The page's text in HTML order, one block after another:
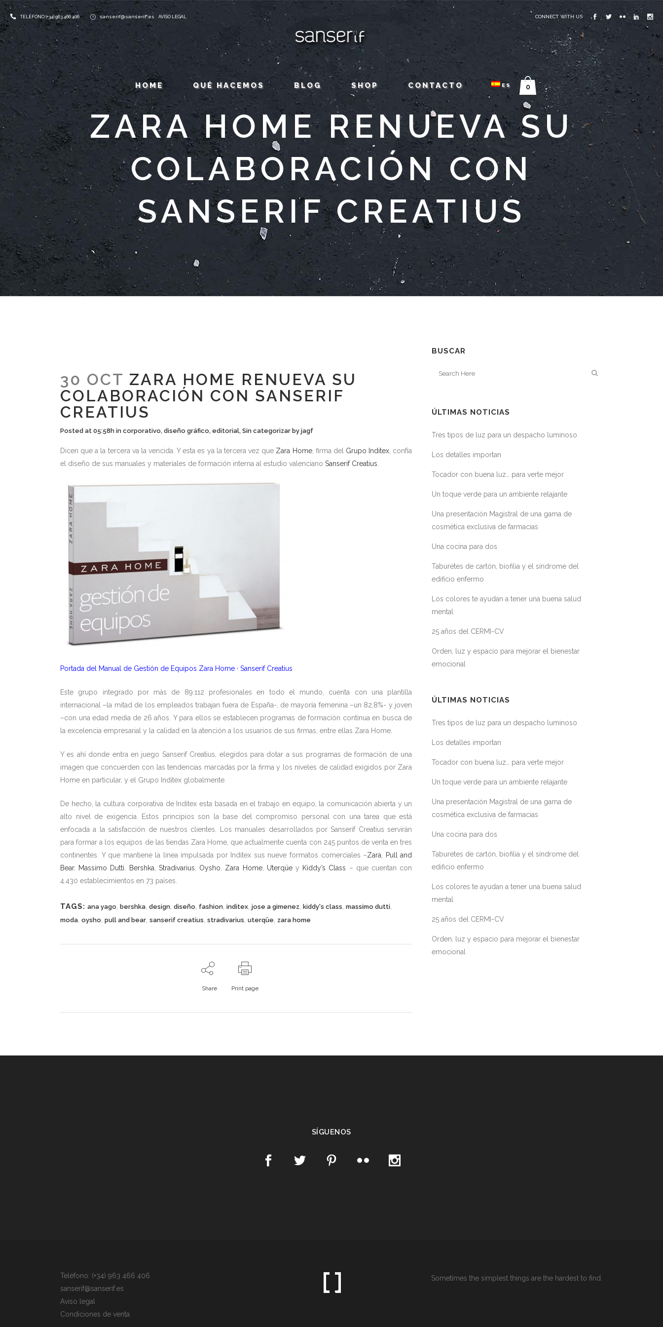
TELÉFONO: (+34) 963 466 406 sanserif@sanserif.es AVISO LEGAL CONNECT WITH US
HOME QUÉ HACEMOS BLOG SHOP CONTACTO ES 0
ZARA HOME RENUEVA SU
COLABORACIÓN CON
SANSERIF CREATIUS
30 OCT ZARA HOME RENUEVA SU
COLABORACIÓN CON SANSERIF
CREATIUS
Posted at 05:58h in corporativo, diseño gráfico, editorial, Sin categorizar by jagf
Dicen que a la tercera va la vencida. Y esta es ya la tercera vez que Zara Home, firma del Grupo Inditex , confía
el diseño de sus manuales y materiales de formación interna al estudio valenciano Sanserif Creatius
Portada del Manual de Gestión de Equipos Zara Home · Sanserif Creatius
Este grupo integrado por más de 89.112 profesionales en todo el mundo, cuenta con una plantilla
internacional –la mitad de los empleados trabajan fuera de España-, de mayoría femenina –un 82,8%- y joven
–con una edad media de 26 años. Y para ellos se establecen programas de formación continua en busca de
la excelencia empresarial y la calidad en la atención a los usuarios de sus firmas, entre ellas Zara Home.
Y es ahí donde entra en juego Sanserif Creatius, elegidos para dotar a sus programas de formación de una
imagen que concuerden con las tendencias marcadas por la firma y los niveles de calidad exigidos por Zara
Home en particular, y el Grupo Inditex globalmente.
De hecho, la cultura corporativa de Inditex esta basada en el trabajo en equipo, la comunicación abierta y un
alto nivel de exigencia. Estos principios son la base del compromiso personal con una tarea que está
enfocada a la satisfacción de nuestros clientes. Los manuales desarrollados por Sanserif Creatius servirán
para formar a los equipos de las tiendas Zara Home, que actualmente cuenta con 245 puntos de venta en tres
continentes. Y que mantiene la línea impulsada por Inditex sus nueve formatos comerciales –Zara
Pull and
Bear, Massimo Dutti Bershka Stradivarius Oysho Zara Home, Uterqüey Kiddy’s Class – que cuentan con
4.430 establecimientos en 73 países.
TAGS: ana yago bershka design diseño fashion inditex jose a gimenez kiddy's class massimo dutti
moda oysho pull and bear sanserif creatius stradivarius uterqüe zara home
Share Print page
BUSCAR
ÚLTIMAS NOTICIAS
Tres tipos de luz para un despacho luminoso
Los detalles importan
Tocador con buena luz… para verte mejor
Un toque verde para un ambiente relajante
Una presentación Magistral de una gama de
cosmética exclusiva de farmacias
Una cocina para dos
Taburetes de cartón, biofilia y el síndrome del
edificio enfermo
Los colores te ayudan a tener una buena salud
mental
25 años del CERMI-CV
Orden, luz y espacio para mejorar el bienestar
emocional
ÚLTIMAS NOTICIAS
Tres tipos de luz para un despacho luminoso
Los detalles importan
Tocador con buena luz… para verte mejor
Un toque verde para un ambiente relajante
Una presentación Magistral de una gama de
cosmética exclusiva de farmacias
Una cocina para dos
Taburetes de cartón, biofilia y el síndrome del
edificio enfermo
Los colores te ayudan a tener una buena salud
mental
25 años del CERMI-CV
Orden, luz y espacio para mejorar el bienestar
emocional
SÍGUENOS
Teléfono: (+34) 963 466 406
sanserif@sanserif.es
Aviso legal
Condiciones de venta
Sometimes the simplest things are the hardest to find.